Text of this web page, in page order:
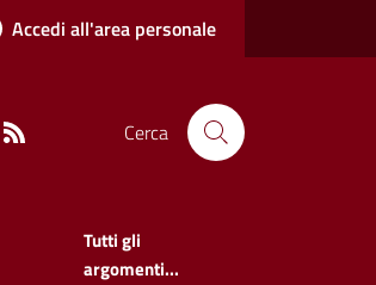
Accedi all'area personale
Cerca
Tutti gli
argomenti...